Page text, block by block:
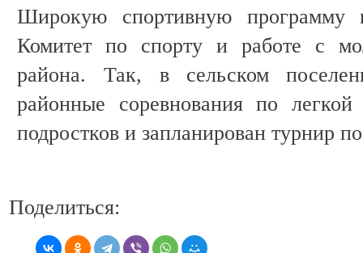
Широкую спортивную программу
Комитет по спорту и работе с
района. Так, в сельском
районные соревнования по
подростков и запланирован турнир
Поделиться: